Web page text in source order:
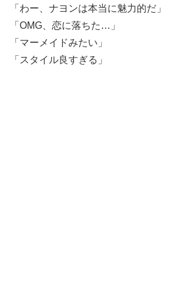
「わー、ナヨンは本当に魅力的だ」
「OMG、恋に落ちた…」
「マーメイドみたい」
「スタイル良すぎる」